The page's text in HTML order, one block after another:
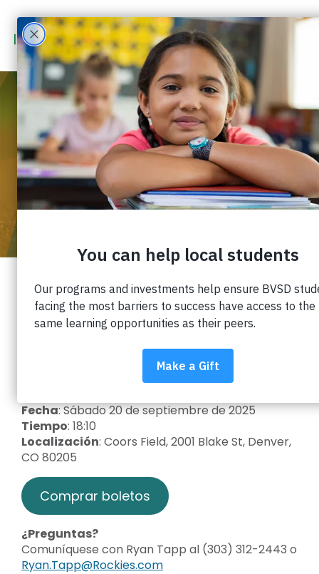
1 DE ENERO1970
18:10-21:10
COLORADO ROCKIES - JUEGO
COMUNITARIO BVSD
¡Puede apoyar al Distrito Escolar del Valle de
Boulder asistiendo a un juego de los Rockies de
donarán una parte de la compra de su boleto a
Impact on Education para apoyar a los
Fecha: Sábado 20 de septiembre de 2025
Tiempo: 18:10
Localización: Coors Field, 2001 Blake St, Denver,
CO 80205
Comprar boletos
¿Preguntas?
Comuníquese con Ryan Tapp al (303) 312-2443 o
Ryan.Tapp@Rockies.com